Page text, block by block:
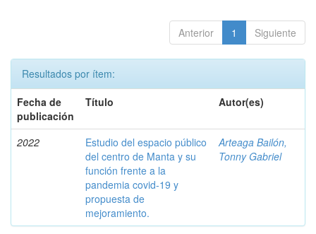
Anterior 1 Siguiente
Resultados por ítem:
Fecha de
publicación
Título Autor(es)
2022
Estudio del espacio público
del centro de Manta y su
función frente a la
pandemia covid-19 y
propuesta de
mejoramiento.
Arteaga Bailón,
Tonny Gabriel